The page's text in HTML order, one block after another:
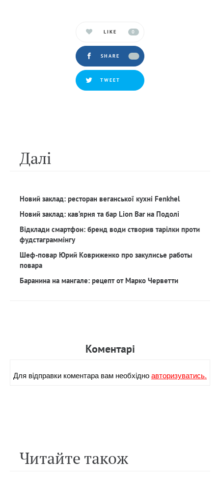
LIKE 0
SHARE
TWEET
Далi
Новий заклад: ресторан веганської кухні Fenkhel
Новий заклад: кав‘ярня та бар Lion Bar на Подолі
Відклади смартфон: бренд води створив тарілки проти
фудстаграммінгу
Шеф-повар Юрий Ковриженко про закулисье работы
повара
Баранина на мангале: рецепт от Марко Черветти
Коментарi
Для вiдправки коментара вам необхiдноавторизуватись.
Читайте також